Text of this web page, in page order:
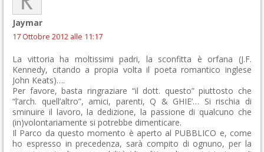
Jaymar
17 Ottobre 2012 alle 11:17
La vittoria ha moltissimi padri, la sconfitta è orfana (J.F.
Kennedy, citando a propia volta il poeta romantico inglese
John Keats)….
Per favore, basta ringraziare “il dott. questo” piuttosto che
“l’arch. quell’altro”, amici, parenti, Q & GHIE’… Si rischia di
sminuire il lavoro, la dedizione, la passione di qualcuno che
(in)volontariamente si potrebbe dimenticare.
Il Parco da questo momento è aperto al PUBBLICO e, come
ho espresso in precedenza, sarà compito di ognuno, per la